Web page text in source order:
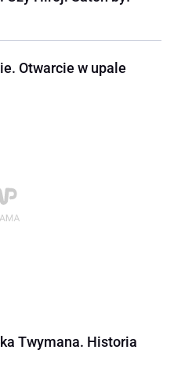
Otwarcie w upale
Twymana. Historia